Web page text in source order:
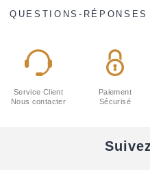
QUESTIONS-RÉPONSES
Service Client
Nous contacter
Paiement
Sécurisé